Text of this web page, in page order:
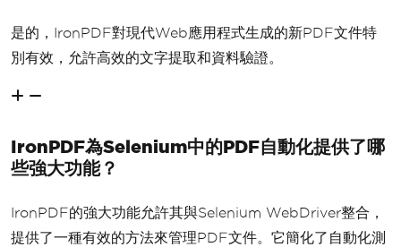
是的，IronPDF對現代Web應用程式生成的新PDF文件特
別有效，允許高效的文字提取和資料驗證。
IronPDF為Selenium中的PDF自動化提供了哪
些強大功能？
IronPDF的強大功能允許其與Selenium WebDriver整合，
提供了一種有效的方法來管理PDF文件。它簡化了自動化測